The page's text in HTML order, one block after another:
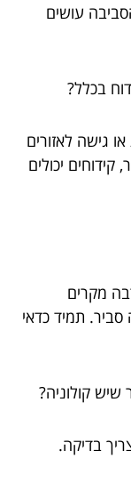
עושים
בכלל?
גישה לאזורים
יכולים
מקרים
סביר. תמיד כדאי
קולוניה?
בדיקה.